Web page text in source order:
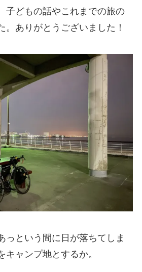
子どもの話やこれまでの旅の
。ありがとうございました！
っという間に日が落ちてしま
キャンプ地とするか。